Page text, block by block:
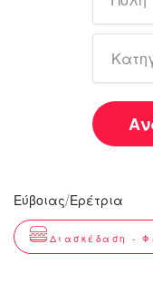
Εύβοιας/Ερέτρια
Διασκέδαση -